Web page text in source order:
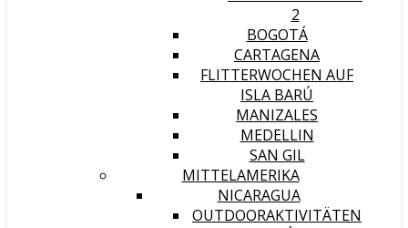
2
BOGOTÁ
CARTAGENA
FLITTERWOCHEN AUF
ISLA BARÚ
MANIZALES
MEDELLIN
SAN GIL
MITTELAMERIKA
NICARAGUA
OUTDOORAKTIVITÄTEN